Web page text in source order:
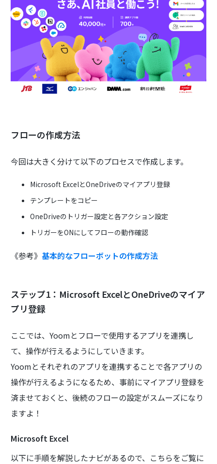
フローの作成方法
今回は大きく分けて以下のプロセスで作成します。
Microsoft ExcelとOneDriveのマイアプリ登録
テンプレートをコピー
OneDriveのトリガー設定と各アクション設定
トリガーをONにしてフローの動作確認
《参考》基本的なフローボットの作成方法
ステップ1：Microsoft ExcelとOneDriveのマイア
プリ登録
ここでは、Yoomとフローで使用するアプリを連携し
て、操作が行えるようにしていきます。
Yoomとそれぞれのアプリを連携することで各アプリの
操作が行えるようになるため、事前にマイアプリ登録を
済ませておくと、後続のフローの設定がスムーズになり
ますよ！
Microsoft Excel
以下に手順を解説したナビがあるので、こちらをご覧に